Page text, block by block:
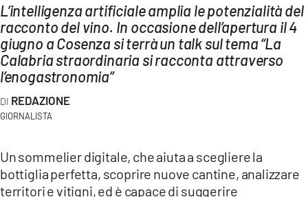
LaC
Network
LACPLAY.IT
LACTV.IT
LACITYMAG.IT
COSENZACHANNEL.IT
ILVIBONESE.IT
L’intelligenza artificiale amplia le potenzialità del
racconto del vino. In occasione dell’apertura il 4
giugno a Cosenza si terrà un talk sul tema “La
Calabria straordinaria si racconta attraverso
l’enogastronomia”
REDAZIONE
GIORNALISTA
Un sommelier digitale, che aiuta a scegliere la
bottiglia perfetta, scoprire nuove cantine, analizzare
territori e vitigni, ed è capace di suggerire